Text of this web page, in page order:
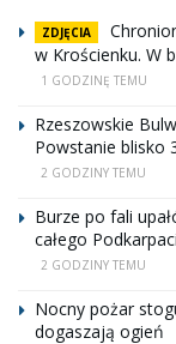
ZDJĘCIA
w Krościenku. W
1 GODZINĘ TEMU
Rzeszowskie
Powstanie blisko
2 GODZINY TEMU
Burze po fali
całego
2 GODZINY TEMU
Nocny pożar
dogaszają ogień